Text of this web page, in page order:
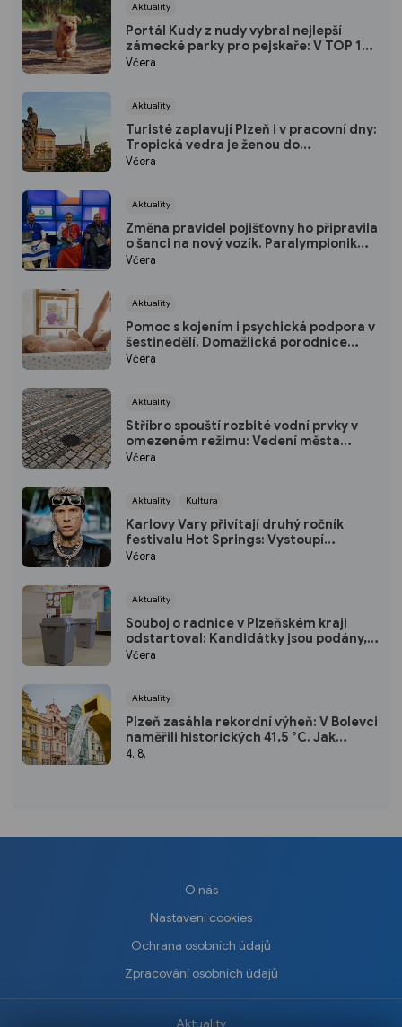
Aktuality
Portál Kudy z nudy vybral nejlepší
zámecké parky pro pejskaře: V TOP 10
nechybí ani jeden kousek od Plzně
Včera
Aktuality
Turisté zaplavují Plzeň i v pracovní dny:
Tropická vedra je ženou do
pivovarských sklepů a podzemí
Včera
Aktuality
Změna pravidel pojišťovny ho připravila
o šanci na nový vozík. Paralympionik
Ondřej Kaas přesto bojuje o
Včera
Aktuality
Pomoc s kojením i psychická podpora v
šestinedělí. Domažlická porodnice
nabízí ženám návštěvní službu zdarma
Včera
Aktuality
Stříbro spouští rozbité vodní prvky v
omezeném režimu: Vedení města
plánuje opravu za 10 milionů
Včera
Aktuality Kultura
Karlovy Vary přivítají druhý ročník
festivalu Hot Springs: Vystoupí
Yzomandias, Ben Cristovao i Nik Tendo
Včera
Aktuality
Souboj o radnice v Plzeňském kraji
odstartoval: Kandidátky jsou podány,
podílíte se na rozhodování i vy?
Včera
Aktuality
Plzeň zasáhla rekordní výheň: V Bolevci
naměřili historických 41,5 °C. Jak
snášíte extrémní vedra vy? (ANKETA)
4. 8.
O nás
Nastavení cookies
Ochrana osobních údajů
Zpracování osobních údajů
Aktuality